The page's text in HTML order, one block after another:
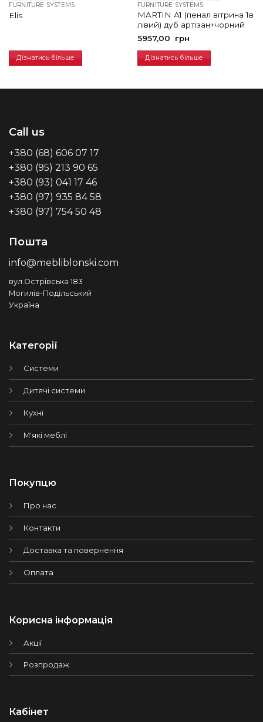
FURNITURE SYSTEMS
Elis
Дізнатись більше
FURNITURE SYSTEMS
MARTIN A1 (пенал вітрина 1в
лівий) дуб артізан+чорний
5957,00
грн
Дізнатись більше
Call us
+380 (68) 606 07 17
+380 (95) 213 90 65
+380 (93) 041 17 46
+380 (97) 935 84 58
+380 (97) 754 50 48
Пошта
info@mebliblonski.com
вул.Острівська 183
Могилів-Подільський
Україна
Категорії
Системи
Дитячі системи
Кухні
М'які меблі
Покупцю
Про нас
Контакти
Доставка та повернення
Оплата
Корисна інформація
Акції
Розпродаж
Кабінет